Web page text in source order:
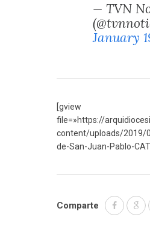
— TVN
January
[gview
file=»https://
content/uploads/2019/
de-San-Juan-Pablo-
Comparte